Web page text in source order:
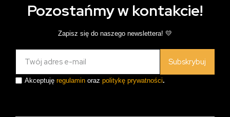
Pozostańmy w kontakcie!
Zapisz się do naszego newslettera! 💛
Subskrybuj
Akceptuję regulamin oraz politykę prywatności.